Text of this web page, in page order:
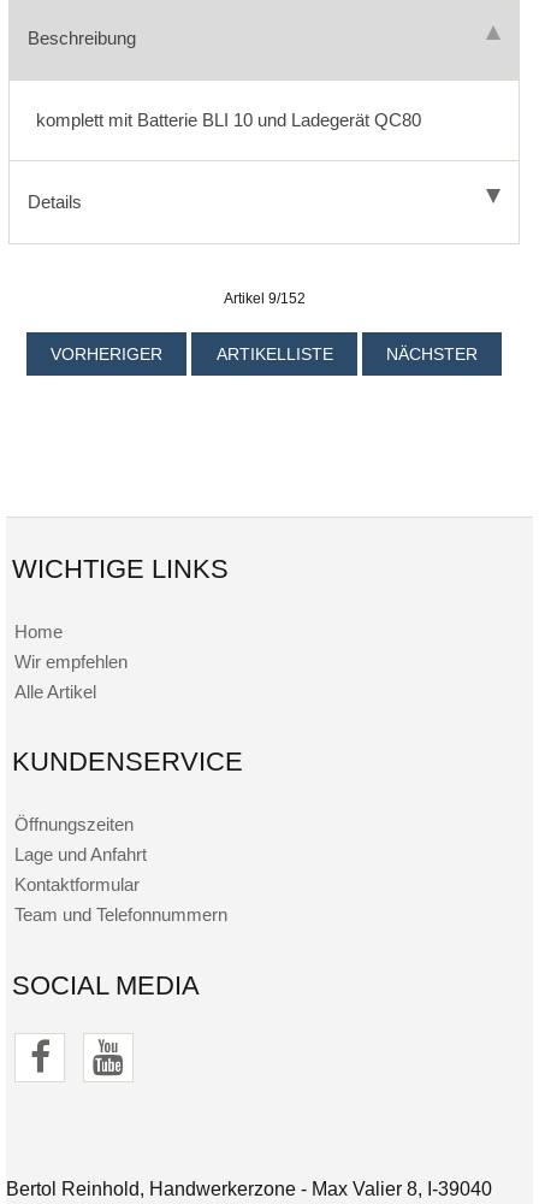
Beschreibung
komplett mit Batterie BLI 10 und Ladegerät QC80
Details
Artikel 9/152
VORHERIGER ARTIKELLISTE NÄCHSTER
WICHTIGE LINKS
Home
Wir empfehlen
Alle Artikel
KUNDENSERVICE
Öffnungszeiten
Lage und Anfahrt
Kontaktformular
Team und Telefonnummern
SOCIAL MEDIA
Bertol Reinhold, Handwerkerzone - Max Valier 8, I-39040